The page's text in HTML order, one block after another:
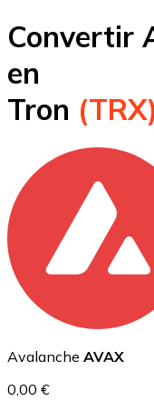
Bitcoin
Ethereum
ETH
Convertir
en
Tron (TRX)
Avalanche AVAX
0,00 €